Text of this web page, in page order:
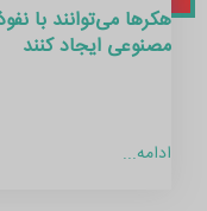
هکرها می‌توانند با
مصنوعی ایجاد کنند
ادامه...